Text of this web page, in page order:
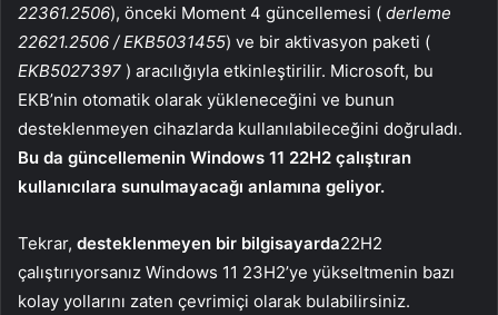
22361.2506), önceki Moment 4 güncellemesi ( derleme
22621.2506 / EKB5031455) ve bir aktivasyon paketi (
EKB5027397 ) aracılığıyla etkinleştirilir. Microsoft, bu
EKB’nin otomatik olarak yükleneceğini ve bunun
desteklenmeyen cihazlarda kullanılabileceğini doğruladı.
Bu da güncellemenin Windows 11 22H2 çalıştıran
kullanıcılara sunulmayacağı anlamına geliyor.
Tekrar, desteklenmeyen bir bilgisayarda22H2
çalıştırıyorsanız Windows 11 23H2’ye yükseltmenin bazı
kolay yollarını zaten çevrimiçi olarak bulabilirsiniz.